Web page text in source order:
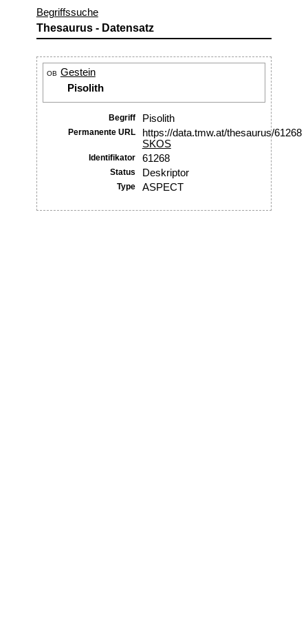
Begriffssuche
Thesaurus - Datensatz
OB Gestein
Pisolith
Begriff Pisolith
Permanente URL
https://data.tmw.at/thesaurus/61268
SKOS
Identifikator 61268
Status Deskriptor
Type ASPECT